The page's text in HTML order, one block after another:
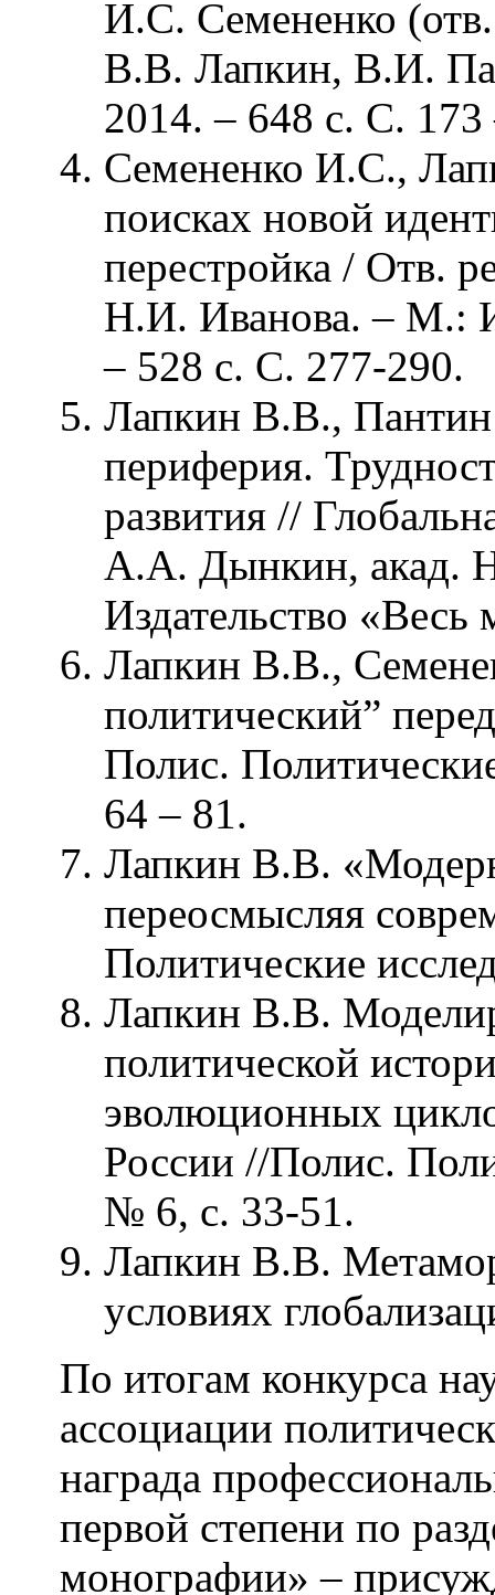
И.С. Семененко
В.В. Лапкин, В.И.
2014. – 648 с. С. 173
Семененко И.С.,
поисках новой
перестройка / Отв.
Н.И. Иванова. – М.:
– 528 с. С. 277-290.
Лапкин В.В.,
периферия.
развития //
А.А. Дынкин, акад.
Издательство
Лапкин В.В.,
политический”
Полис.
64 – 81.
Лапкин В.В.
переосмысляя
Политические
Лапкин В.В.
политической
эволюционных
России //Полис.
№ 6, с. 33-51.
Лапкин В.В.
условиях
По итогам конкурса
ассоциации
награда
первой степени по
монографии» –